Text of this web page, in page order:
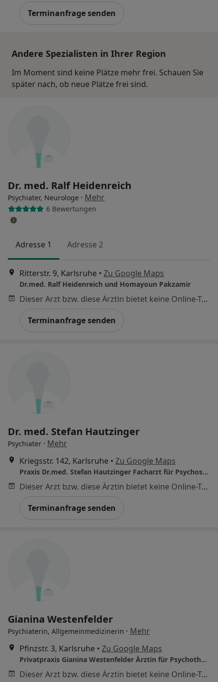
Terminanfrage senden
Andere Spezialisten in Ihrer Region
Im Moment sind keine Plätze mehr frei. Schauen Sie
später nach, ob neue Plätze frei sind.
Dr. med. Ralf Heidenreich
Psychiater, Neurologe · Mehr
6 Bewertungen
Adresse 1 Adresse 2
Ritterstr. 9, Karlsruhe • Zu Google Maps
Dr.med. Ralf Heidenreich und Homayoun Pakzamir
Dieser Arzt bzw. diese Ärztin bietet keine Online-Terminbuchung an diesem Standort an.
Terminanfrage senden
Dr. med. Stefan Hautzinger
Psychiater · Mehr
Kriegsstr. 142, Karlsruhe • Zu Google Maps
Praxis Dr.med. Stefan Hautzinger Facharzt für Psychosomat. Med und Psychotherapie
Dieser Arzt bzw. diese Ärztin bietet keine Online-Terminbuchung an diesem Standort an.
Terminanfrage senden
Gianina Westenfelder
Psychiaterin, Allgemeinmedizinerin · Mehr
Pfinzstr. 3, Karlsruhe • Zu Google Maps
Privatpraxis Gianina Westenfelder Ärztin für Psychotherapie
Dieser Arzt bzw. diese Ärztin bietet keine Online-Terminbuchung an diesem Standort an.